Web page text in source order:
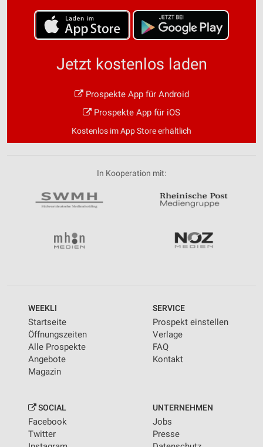
Jetzt kostenlos laden
Prospekte App für Android
Prospekte App für iOS
Kostenlos im App Store erhältlich
In Kooperation mit:
WEEKLI
Startseite
Öffnungszeiten
Alle Prospekte
Angebote
Magazin
SERVICE
Prospekt einstellen
Verlage
FAQ
Kontakt
SOCIAL
Facebook
Twitter
UNTERNEHMEN
Jobs
Presse